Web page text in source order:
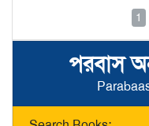
পরবাস
1